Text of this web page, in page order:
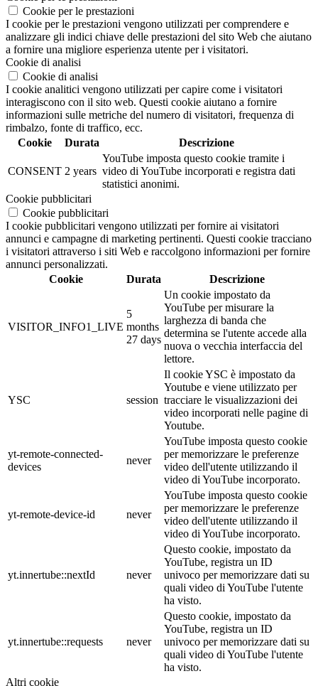
Cookie per le prestazioni
I cookie per le prestazioni vengono utilizzati per comprendere e
analizzare gli indici chiave delle prestazioni del sito Web che aiutano
a fornire una migliore esperienza utente per i visitatori.
Cookie di analisi
Cookie di analisi
I cookie analitici vengono utilizzati per capire come i visitatori
interagiscono con il sito web. Questi cookie aiutano a fornire
informazioni sulle metriche del numero di visitatori, frequenza di
rimbalzo, fonte di traffico, ecc.
Cookie
Durata Descrizione
CONSENT 2 years
YouTube imposta questo cookie tramite i
video di YouTube incorporati e registra dati
statistici anonimi.
Cookie pubblicitari
Cookie pubblicitari
I cookie pubblicitari vengono utilizzati per fornire ai visitatori
annunci e campagne di marketing pertinenti. Questi cookie tracciano
i visitatori attraverso i siti Web e raccolgono informazioni per fornire
annunci personalizzati.
Cookie
Durata Descrizione
VISITOR_INFO1_LIVE
5
months
27 days
Un cookie impostato da
YouTube per misurare la
larghezza di banda che
determina se l'utente accede alla
nuova o vecchia interfaccia del
lettore.
YSC session
Il cookie YSC è impostato da
Youtube e viene utilizzato per
tracciare le visualizzazioni dei
video incorporati nelle pagine di
Youtube.
yt-remote-connected-
devices
never
YouTube imposta questo cookie
per memorizzare le preferenze
video dell'utente utilizzando il
video di YouTube incorporato.
yt-remote-device-id never
YouTube imposta questo cookie
per memorizzare le preferenze
video dell'utente utilizzando il
video di YouTube incorporato.
yt.innertube::nextId never
Questo cookie, impostato da
YouTube, registra un ID
univoco per memorizzare dati su
quali video di YouTube l'utente
ha visto.
yt.innertube::requests never
Questo cookie, impostato da
YouTube, registra un ID
univoco per memorizzare dati su
quali video di YouTube l'utente
ha visto.
Altri cookie